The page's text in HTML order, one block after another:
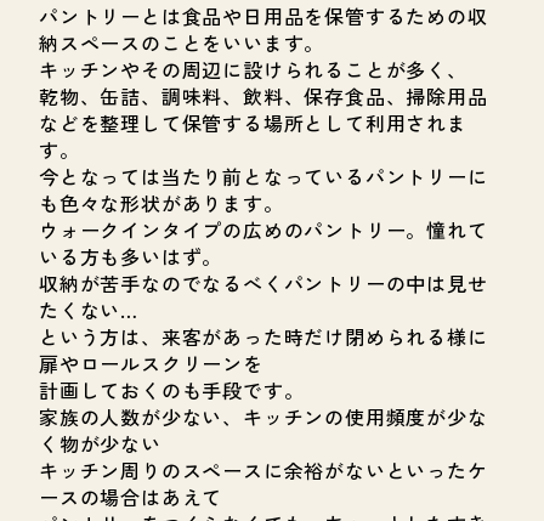
パントリーとは食品や日用品を保管するための収
納スペースのことをいいます。
キッチンやその周辺に設けられることが多く、
乾物、缶詰、調味料、飲料、保存食品、掃除用品
などを整理して保管する場所として利用されま
す。
今となっては当たり前となっているパントリーに
も色々な形状があります。
ウォークインタイプの広めのパントリー。憧れて
いる方も多いはず。
収納が苦手なのでなるべくパントリーの中は見せ
たくない…
という方は、来客があった時だけ閉められる様に
扉やロールスクリーンを
計画しておくのも手段です。
家族の人数が少ない、キッチンの使用頻度が少な
く物が少ない
キッチン周りのスペースに余裕がないといったケ
ースの場合はあえて